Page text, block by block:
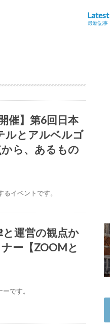
Latest
最新記事
催】第6回日本
ルとアルベルゴ
ら、あるもの
イベントです。
と運営の観点か
ー【ZOOMと
です。